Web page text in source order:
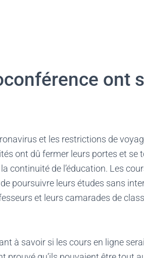
ont
et les restrictions de
ont dû fermer leurs portes et se
continuité de l’éducation. Les
poursuivre leurs études sans
et leurs camarades de
à savoir si les cours en ligne